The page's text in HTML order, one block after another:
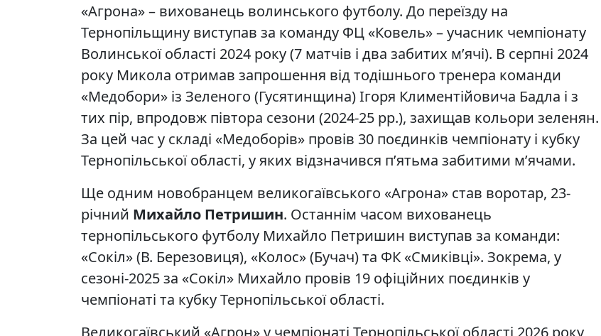
«Агрона» – вихованець волинського футболу. До переїзду на
Тернопільщину виступав за команду ФЦ «Ковель» – учасник чемпіонату
Волинської області 2024 року (7 матчів і два забитих м’ячі). В серпні 2024
року Микола отримав запрошення від тодішнього тренера команди
«Медобори» із Зеленого (Гусятинщина) Ігоря Климентійовича Бадла і з
тих пір, впродовж півтора сезони (2024-25 рр.), захищав кольори зеленян.
За цей час у складі «Медоборів» провів 30 поєдинків чемпіонату і кубку
Тернопільської області, у яких відзначився п’ятьма забитими м’ячами.
Ще одним новобранцем великогаївського «Агрона» став воротар, 23-
річний Михайло Петришин. Останнім часом вихованець
тернопільського футболу Михайло Петришин виступав за команди:
«Сокіл» (В. Березовиця), «Колос» (Бучач) та ФК «Смиківці». Зокрема, у
сезоні-2025 за «Сокіл» Михайло провів 19 офіційних поєдинків у
чемпіонаті та кубку Тернопільської області.
Великогаївський «Агрон» у чемпіонаті Тернопільської області 2026 року